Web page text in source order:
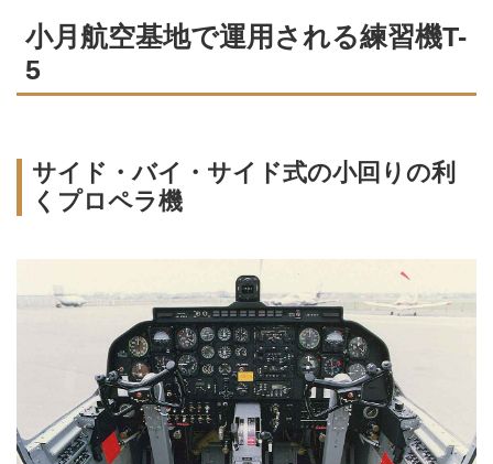
小月航空基地で運用される練習機T-
5
サイド・バイ・サイド式の小回りの利
くプロペラ機